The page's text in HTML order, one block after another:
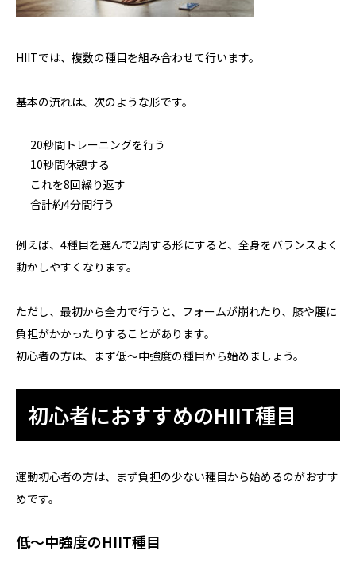
HIITでは、複数の種目を組み合わせて行います。
基本の流れは、次のような形です。
20秒間トレーニングを行う
10秒間休憩する
これを8回繰り返す
合計約4分間行う
例えば、4種目を選んで2周する形にすると、全身をバランスよく
動かしやすくなります。
ただし、最初から全力で行うと、フォームが崩れたり、膝や腰に
負担がかかったりすることがあります。
初心者の方は、まず低〜中強度の種目から始めましょう。
初心者におすすめのHIIT種目
運動初心者の方は、まず負担の少ない種目から始めるのがおすす
めです。
低〜中強度のHIIT種目